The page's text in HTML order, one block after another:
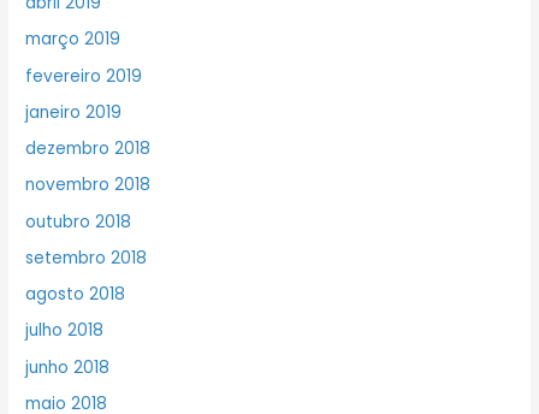
março 2019
fevereiro 2019
janeiro 2019
dezembro 2018
novembro 2018
outubro 2018
setembro 2018
agosto 2018
julho 2018
junho 2018
maio 2018